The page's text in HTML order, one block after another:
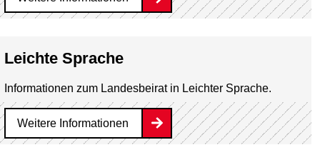
Leichte Sprache
Informationen zum Landesbeirat in Leichter Sprache.
Weitere Informationen